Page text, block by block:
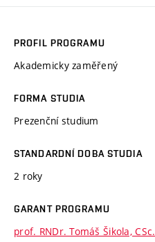
PROFIL PROGRAMU
Akademicky zaměřený
FORMA STUDIA
Prezenční studium
STANDARDNÍ DOBA STUDIA
2 roky
GARANT PROGRAMU
prof. RNDr. Tomáš Šikola, CSc.